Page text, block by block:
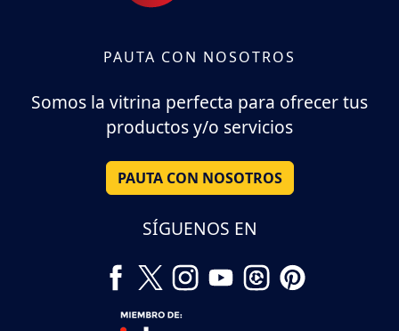
PAUTA CON NOSOTROS
Somos la vitrina perfecta para ofrecer tus
productos y/o servicios
PAUTA CON NOSOTROS
SÍGUENOS EN